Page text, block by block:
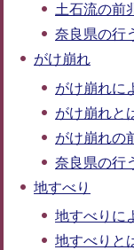
土石流の前
奈良県の行
がけ崩れ
がけ崩れに
がけ崩れと
がけ崩れの
奈良県の行
地すべり
地すべりに
地すべりと